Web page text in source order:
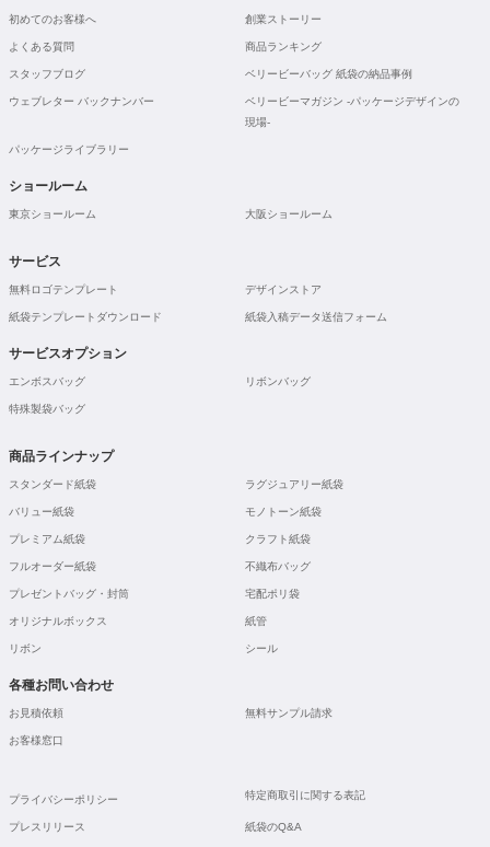
初めてのお客様へ 創業ストーリー
よくある質問 商品ランキング
スタッフブログ ベリービーバッグ 紙袋の納品事例
ウェブレター バックナンバー
ベリービーマガジン -パッケージデザインの
現場-
パッケージライブラリー
ショールーム
東京ショールーム 大阪ショールーム
サービス
無料ロゴテンプレート デザインストア
紙袋テンプレートダウンロード 紙袋入稿データ送信フォーム
サービスオプション
エンボスバッグ リボンバッグ
特殊製袋バッグ
商品ラインナップ
スタンダード紙袋 ラグジュアリー紙袋
バリュー紙袋 モノトーン紙袋
プレミアム紙袋 クラフト紙袋
フルオーダー紙袋 不織布バッグ
プレゼントバッグ・封筒 宅配ポリ袋
オリジナルボックス 紙管
リボン シール
各種お問い合わせ
お見積依頼 無料サンプル請求
お客様窓口
プライバシーポリシー 特定商取引に関する表記
プレスリリース 紙袋のQ&A